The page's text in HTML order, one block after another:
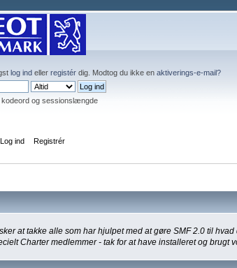
log ind ellerregistér dig. Modtog du ikke enaktiverings-e-mail?
kodeord og sessionslængde
Log ind Registrér
at takke alle som har hjulpet med at gøre SMF 2.0 til
Charter medlemmer - tak for at have installeret og